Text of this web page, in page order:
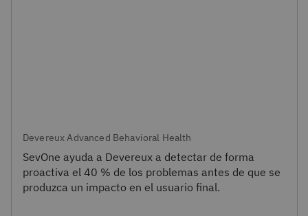
Devereux Advanced Behavioral Health
SevOne ayuda a Devereux a detectar de forma
proactiva el 40 % de los problemas antes de que se
produzca un impacto en el usuario final.